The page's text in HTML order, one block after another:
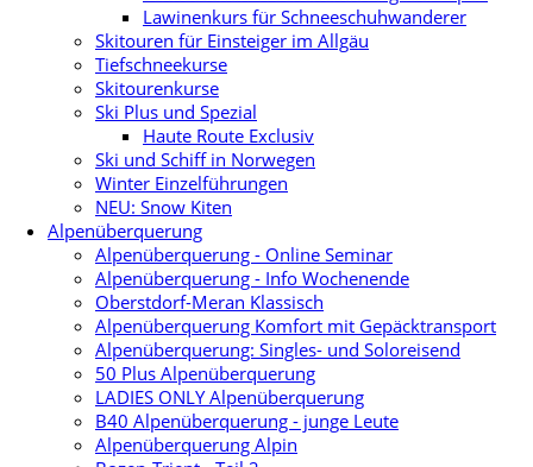
Lawinenkurs für Schneeschuhwanderer
Skitouren für Einsteiger im Allgäu
Tiefschneekurse
Skitourenkurse
Ski Plus und Spezial
Haute Route Exclusiv
Ski und Schiff in Norwegen
Winter Einzelführungen
NEU: Snow Kiten
Alpenüberquerung
Alpenüberquerung - Online Seminar
Alpenüberquerung - Info Wochenende
Oberstdorf-Meran Klassisch
Alpenüberquerung Komfort mit Gepäcktransport
Alpenüberquerung: Singles- und Soloreisend
50 Plus Alpenüberquerung
LADIES ONLY Alpenüberquerung
B40 Alpenüberquerung - junge Leute
Alpenüberquerung Alpin